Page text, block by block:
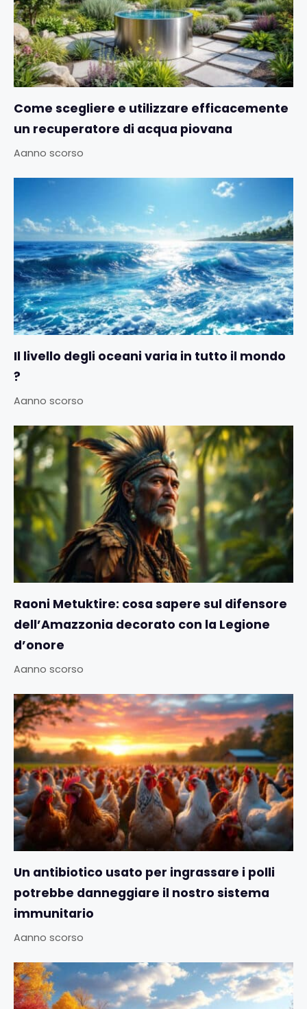
Come scegliere e utilizzare efficacemente
un recuperatore di acqua piovana
Aanno scorso
Il livello degli oceani varia in tutto il mondo
?
Aanno scorso
Raoni Metuktire: cosa sapere sul difensore
dell’Amazzonia decorato con la Legione
d’onore
Aanno scorso
Un antibiotico usato per ingrassare i polli
potrebbe danneggiare il nostro sistema
immunitario
Aanno scorso